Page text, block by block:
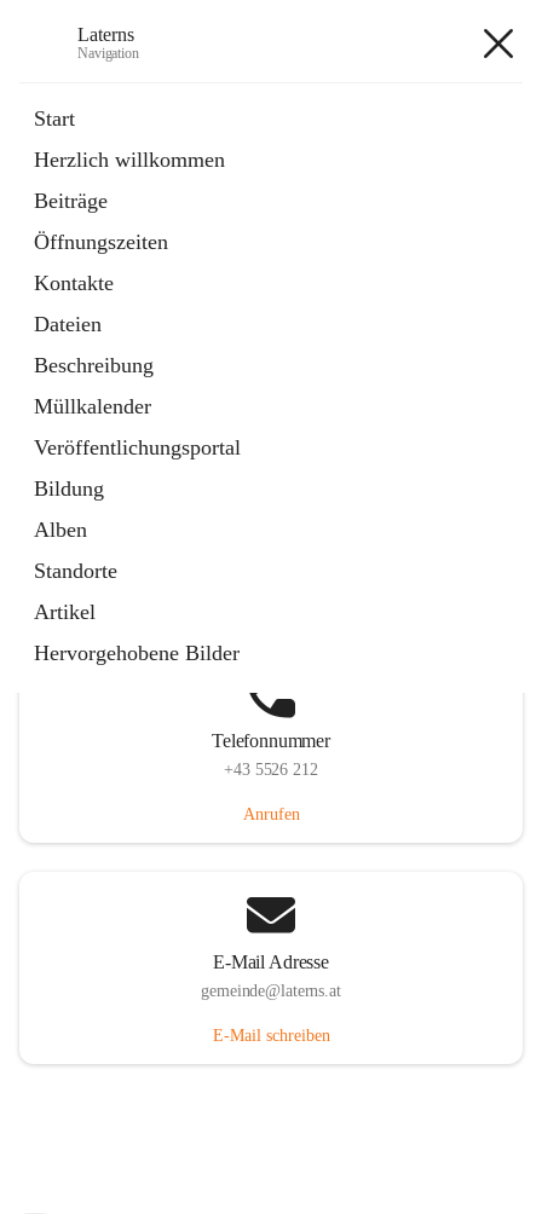
Laterns
Navigation
Start
Herzlich willkommen
Beiträge
Öffnungszeiten
Kontakte
Dateien
Beschreibung
Müllkalender
Veröffentlichungsportal
Bildung
Alben
Standorte
Artikel
Hervorgehobene Bilder
11 Schnellzugriffe
Soziales
1 Schnellzugriff
Telefonnummer
+43 5526 212
Anrufen
E-Mail Adresse
gemeinde@laterns.at
E-Mail schreiben